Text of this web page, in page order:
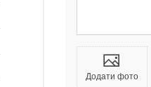
Додати фото